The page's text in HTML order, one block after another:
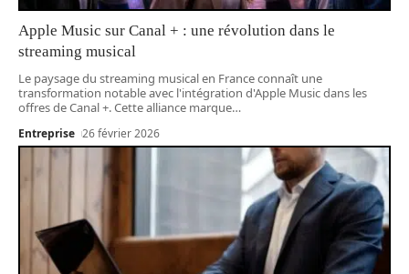
Apple Music sur Canal + : une révolution dans le
streaming musical
Le paysage du streaming musical en France connaît une
transformation notable avec l'intégration d'Apple Music dans les
offres de Canal +. Cette alliance marque…
Entreprise 26 février 2026